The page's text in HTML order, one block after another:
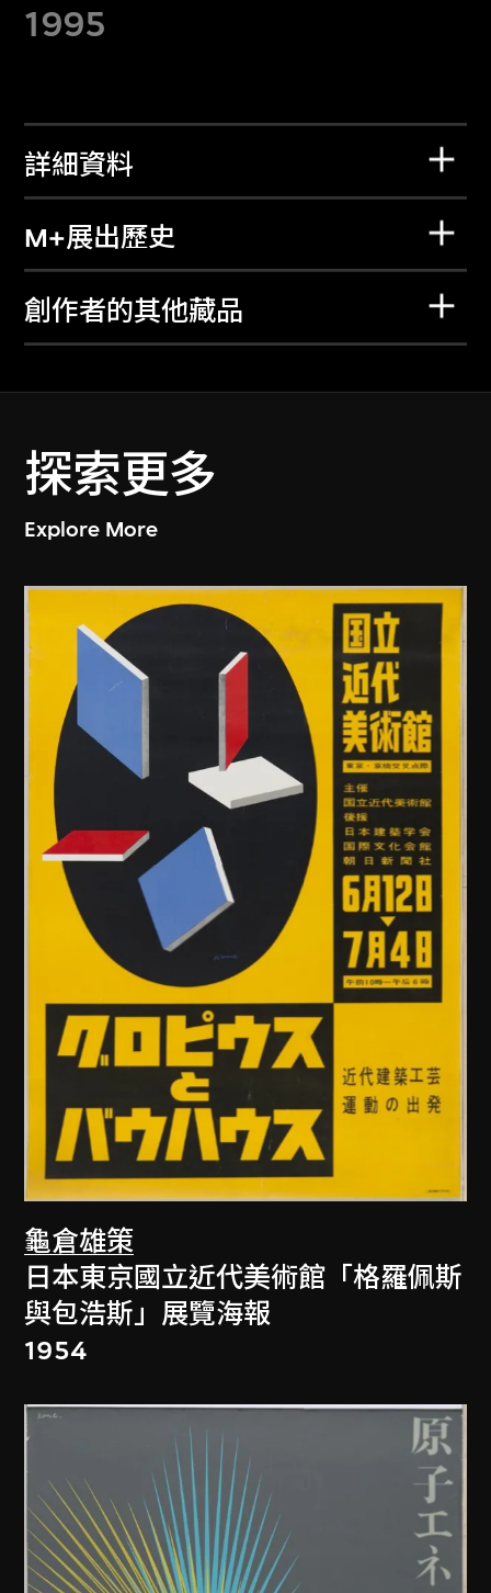
1995
詳細資料
M+展出歷史
創作者的其他藏品
探索更多
Explore More
龜倉雄策
日本東京國立近代美術館「格羅佩斯
與包浩斯」展覽海報
1954